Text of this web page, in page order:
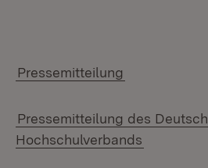
Pressemitteilung
Pressemitteilung des
Hochschulverbands